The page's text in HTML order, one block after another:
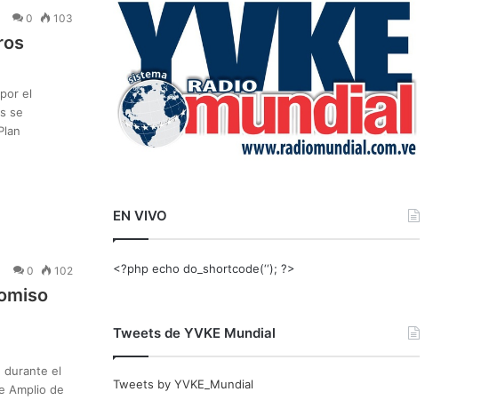
0 103
el
se
0 102
durante el
Amplio de
r
EN VIVO
<?php echo do_shortcode(‘‘); ?>
Tweets de YVKE Mundial
Tweets by YVKE_Mundial